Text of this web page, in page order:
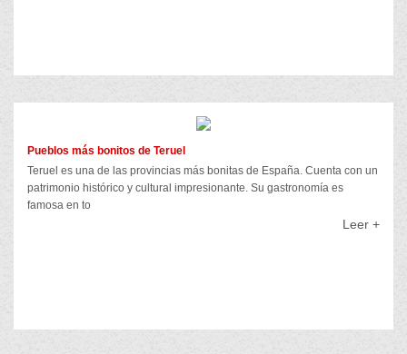
Pueblos más bonitos de Teruel
Teruel es una de las provincias más bonitas de España. Cuenta con un
patrimonio histórico y cultural impresionante. Su gastronomía es
famosa en to
Leer +